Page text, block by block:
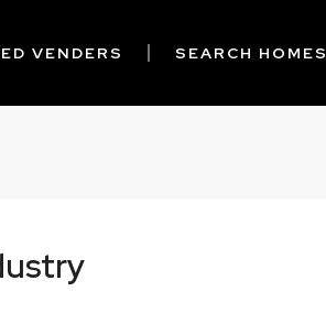
VENDERS SEARCH HOMES